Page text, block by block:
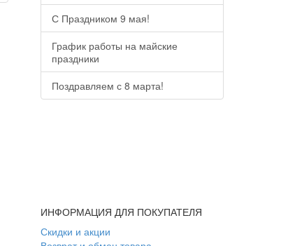
С Праздником 9 мая!
График работы на майские
праздники
Поздравляем с 8 марта!
ИНФОРМАЦИЯ ДЛЯ ПОКУПАТЕЛЯ
Скидки и акции